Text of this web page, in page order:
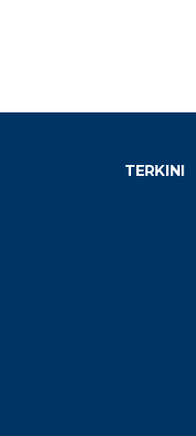
TERKINI